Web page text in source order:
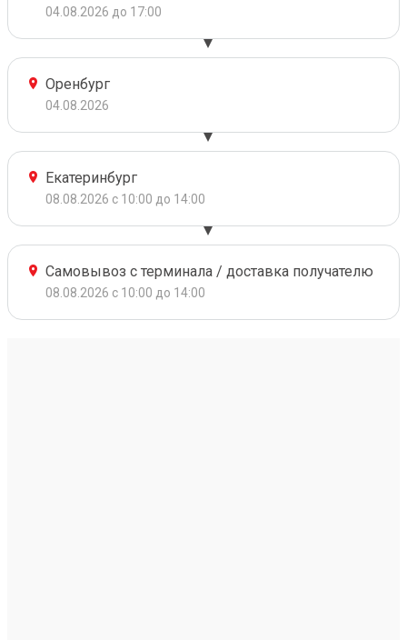
04.08.2026 до 17:00
Оренбург
04.08.2026
Екатеринбург
08.08.2026 с 10:00 до 14:00
Самовывоз с терминала / доставка получателю
08.08.2026 с 10:00 до 14:00